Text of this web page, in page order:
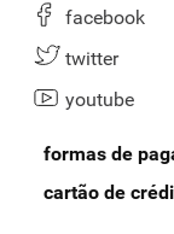
ou um lanche no
praticidade de um
também para
facebook
twitter
youtube
formas de
cartão de